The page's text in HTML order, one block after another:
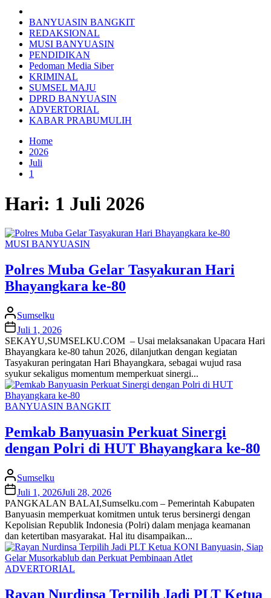
BANYUASIN BANGKIT
REDAKSIONAL
MUSI BANYUASIN
PENDIDIKAN
Pedoman Media Siber
KRIMINAL
SUMSEL MAJU
DPRD BANYUASIN
ADVERTORIAL
KABAR PRABUMULIH
Home
2026
Juli
1
Hari: 1 Juli 2026
MUSI BANYUASIN
Polres Muba Gelar Tasyakuran Hari
Bhayangkara ke-80
Sumselku
Juli 1, 2026
SEKAYU,SUMSELKU.COM – Usai melaksanakan Upacara Hari
Bhayangkara ke-80 tahun 2026, dilanjutkan dengan kegiatan
Tasyakuran peringatan Hari Bhayangkara, sebagai wujud rasa
syukur sekaligus momentum memperkuat sinergi...
BANYUASIN BANGKIT
Pemkab Banyuasin Perkuat Sinergi
dengan Polri di HUT Bhayangkara ke-80
Sumselku
Juli 1, 2026Juli 28, 2026
PANGKALAN BALAI,Sumselku.com – Pemerintah Kabupaten
Banyuasin memperkuat komitmen untuk terus bersinergi dengan
Kepolisian Republik Indonesia (Polri) dalam menjaga keamanan
dan ketertiban masyarakat. Hal itu disampaikan...
ADVERTORIAL
Rayan Nurdinsa Terpilih Jadi PLT Ketua